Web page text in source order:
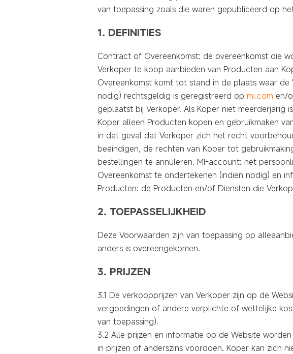
van toepassing zoals die waren gepubliceerd op
1. DEFINITIES
Contract of Overeenkomst: de overeenkomst die
Verkoper te koop aanbieden van Producten aan
Overeenkomst komt tot stand in de plaats waar de
nodig) rechtsgeldig is geregistreerd op mi.com en/
geplaatst bij Verkoper. Als Koper niet meerderjarig
Koper alleen Producten kopen en gebruikmaken
in dat geval dat Verkoper zich het recht
beëindigen, de rechten van Koper tot
bestellingen te annuleren. MI-account: het
Overeenkomst te ondertekenen (indien nodig) en
Producten: de Producten en/of Diensten die
2. TOEPASSELIJKHEID
Deze Voorwaarden zijn van toepassing op
anders is overeengekomen.
3. PRIJZEN
3.1 De verkoopprijzen van Verkoper zijn op de
vergoedingen of andere verplichte of wettelijke
van toepassing).
3.2 Alle prijzen en informatie op de Website
in prijzen of anderszins voordoen. Koper kan zich